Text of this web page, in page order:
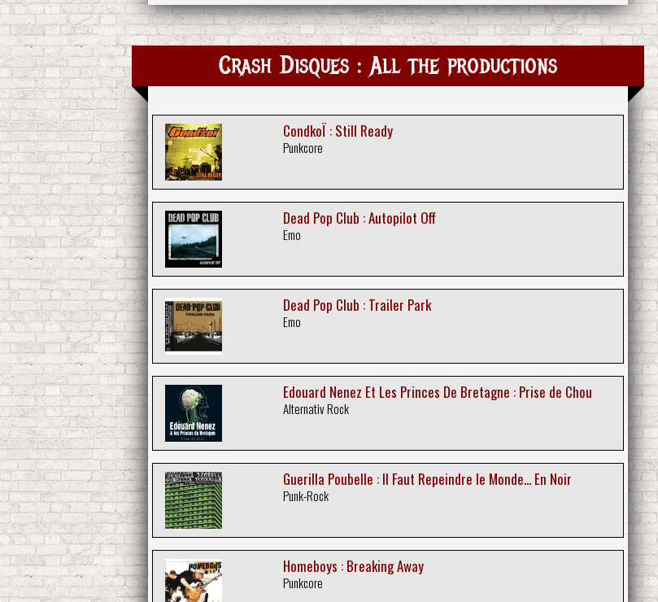
Crash Disques : All the productions
CondkoÏ : Still Ready
Punkcore
Dead Pop Club : Autopilot Off
Emo
Dead Pop Club : Trailer Park
Emo
Edouard Nenez Et Les Princes De Bretagne : Prise de Chou
Alternativ Rock
Guerilla Poubelle : Il Faut Repeindre le Monde... En Noir
Punk-Rock
Homeboys : Breaking Away
Punkcore